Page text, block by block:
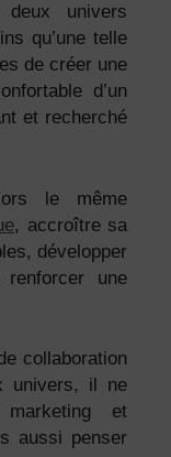
univers
qu’une telle
de créer une
d’un
et recherché
le même
, accroître sa
développer
une
collaboration
univers, il ne
et
aussi penser